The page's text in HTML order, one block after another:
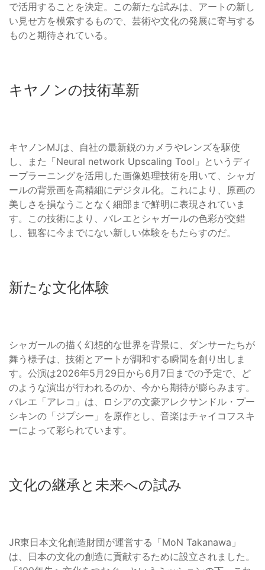
で活用することを決定。この新たな試みは、アートの新し
い見せ方を模索するもので、芸術や文化の発展に寄与する
ものと期待されている。
キヤノンの技術革新
キヤノンMJは、自社の最新鋭のカメラやレンズを駆使
し、また「Neural network Upscaling Tool」というディ
ープラーニングを活用した画像処理技術を用いて、シャガ
ールの背景画を高精細にデジタル化。これにより、原画の
美しさを損なうことなく細部まで鮮明に表現されていま
す。この技術により、バレエとシャガールの色彩が交錯
し、観客に今までにない新しい体験をもたらすのだ。
新たな文化体験
シャガールの描く幻想的な世界を背景に、ダンサーたちが
舞う様子は、技術とアートが調和する瞬間を創り出しま
す。公演は2026年5月29日から6月7日までの予定で、ど
のような演出が行われるのか、今から期待が膨らみます。
バレエ「アレコ」は、ロシアの文豪アレクサンドル・プー
シキンの「ジプシー」を原作とし、音楽はチャイコフスキ
ーによって彩られています。
文化の継承と未来への試み
JR東日本文化創造財団が運営する「MoN Takanawa」
は、日本の文化の創造に貢献するために設立されました。